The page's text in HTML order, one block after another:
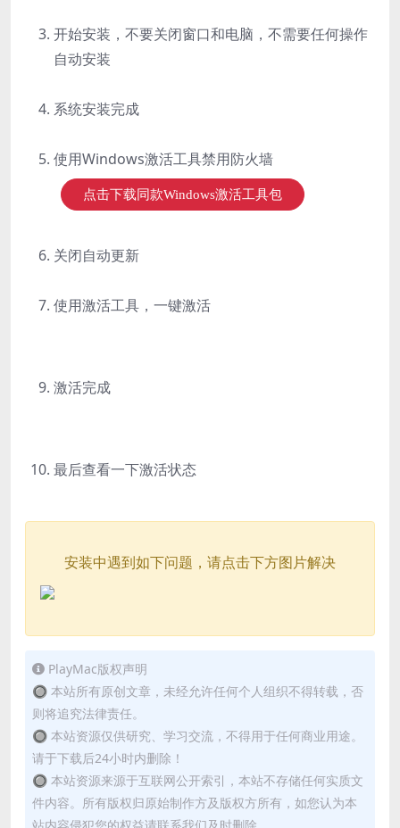
开始安装，不要关闭窗口和电脑，不需要任何操作
自动安装
系统安装完成
使用Windows激活工具禁用防火墙
点击下载同款Windows激活工具包
关闭自动更新
使用激活工具，一键激活
激活完成
最后查看一下激活状态
安装中遇到如下问题，请点击下方图片解决
PlayMac版权声明
🔘 本站所有原创文章，未经允许任何个人组织不得转载，否
则将追究法律责任。
🔘 本站资源仅供研究、学习交流，不得用于任何商业用途。
请于下载后24小时内删除！
🔘 本站资源来源于互联网公开索引，本站不存储任何实质文
件内容。所有版权归原始制作方及版权方所有，如您认为本